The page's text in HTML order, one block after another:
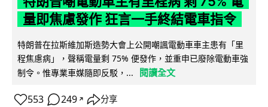
量即焦慮發作 狂言一手終結電車指令
特朗普在拉斯維加斯造勢大會上公開嘲諷電動車車主患有「里
程焦慮病」，聲稱電量剩 75% 便發作，並重申已廢除電動車強
制令。惟專業車媒隨即反駁，...
閱讀全文
553 249 ↗ 分享